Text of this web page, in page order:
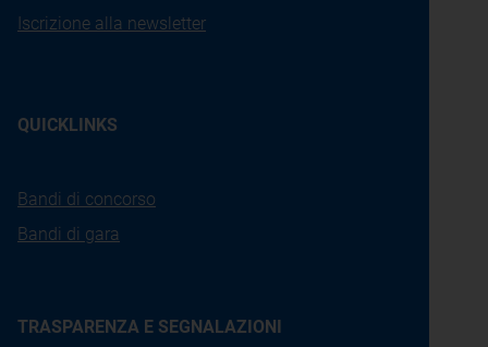
Iscrizione alla newsletter
QUICKLINKS
Bandi di concorso
Bandi di gara
TRASPARENZA E SEGNALAZIONI